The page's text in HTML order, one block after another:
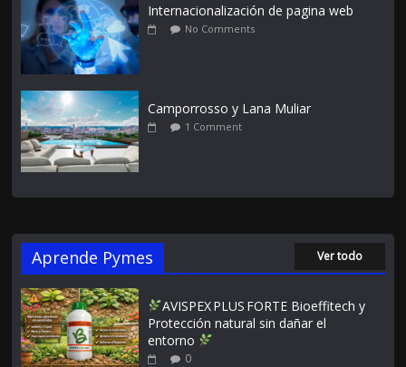
Internacionalización de pagina web
No Comments
Camporrosso y Lana Muliar
1 Comment
Aprende Pymes Ver todo
AVISPEX PLUS FORTE Bioeffitech y
Protección natural sin dañar el
entorno
0